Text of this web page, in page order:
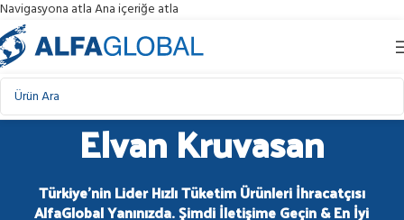
Navigasyona atlaAna içeriğe atla
Elvan Kruvasan
Türkiye'nin Lider Hızlı Tüketim Ürünleri İhracatçısı
AlfaGlobal Yanınızda. Şimdi İletişime Geçin & En İyi